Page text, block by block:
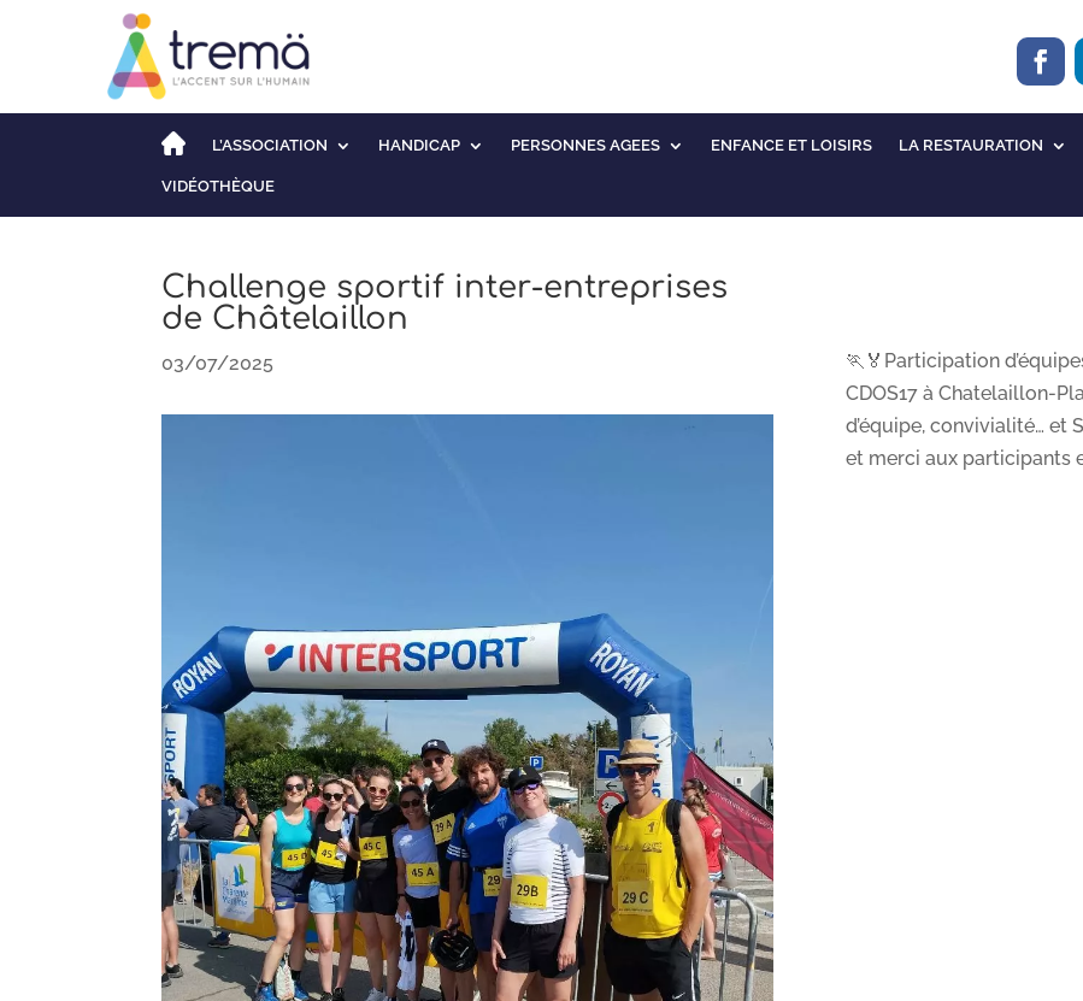
L’ASSOCIATION HANDICAP PERSONNES AGEES ENFANCE ET LOISIRS LA RESTAURATION
VIDÉOTHÈQUE
Challenge sportif inter-entreprises
de Châtelaillon
03/07/2025
🏃‍🏅Participation
CDOS17 à Chatelaillon-
d’équipe, convivialité… et
et merci aux participants